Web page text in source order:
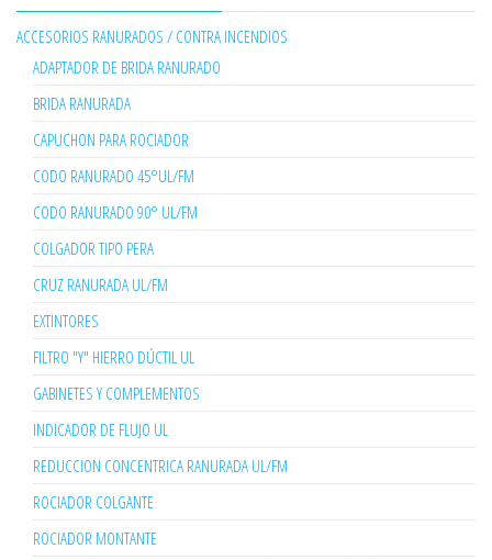
ACCESORIOS RANURADOS / CONTRA INCENDIOS
ADAPTADOR DE BRIDA RANURADO
BRIDA RANURADA
CAPUCHON PARA ROCIADOR
CODO RANURADO 45°UL/FM
CODO RANURADO 90° UL/FM
COLGADOR TIPO PERA
CRUZ RANURADA UL/FM
EXTINTORES
FILTRO "Y" HIERRO DÚCTIL UL
GABINETES Y COMPLEMENTOS
INDICADOR DE FLUJO UL
REDUCCION CONCENTRICA RANURADA UL/FM
ROCIADOR COLGANTE
ROCIADOR MONTANTE